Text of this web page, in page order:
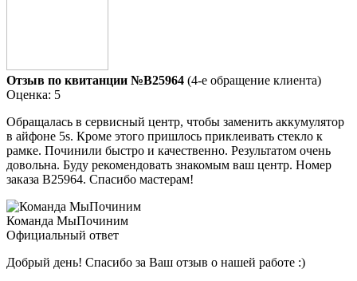
Отзыв по квитанции №B25964 (4-е обращение клиента)
Оценка: 5
Обращалась в сервисный центр, чтобы заменить аккумулятор
в айфоне 5s. Кроме этого пришлось приклеивать стекло к
рамке. Починили быстро и качественно. Результатом очень
довольна. Буду рекомендовать знакомым ваш центр. Номер
заказа В25964. Спасибо мастерам!
Команда МыПочиним
Официальный ответ
Добрый день! Спасибо за Ваш отзыв о нашей работе :)